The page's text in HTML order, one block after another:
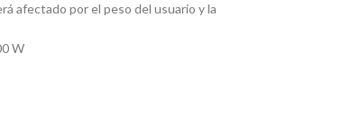
afectado por el peso del usuario y la
W